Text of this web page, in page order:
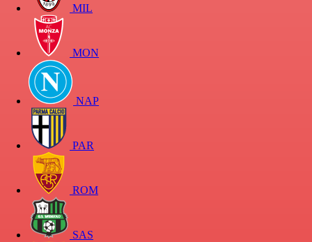
MIL
MON
NAP
PAR
ROM
SAS